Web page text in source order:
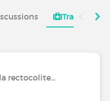
Traitements
rectocolite…